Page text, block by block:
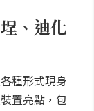
、迪化
種形式現身
置亮點，包